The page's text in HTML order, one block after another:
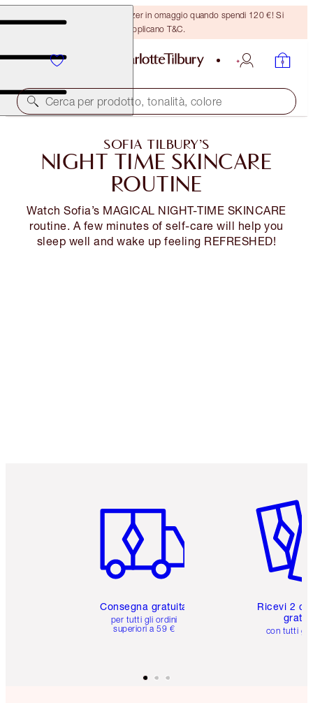
Ricevi un pennello per bronzer in omaggio quando spendi 120 €! Si
applicano T&C.
Cerca per prodotto, tonalità, colore
SOFIA TILBURY’S
NIGHT TIME SKINCARE
ROUTINE
Watch Sofia’s MAGICAL NIGHT-TIME SKINCARE
routine. A few minutes of self-care will help you
sleep well and wake up feeling REFRESHED!
Consegna gratuita
per tutti gli ordini
superiori a 59 €
Ricevi 2
con tutti gli